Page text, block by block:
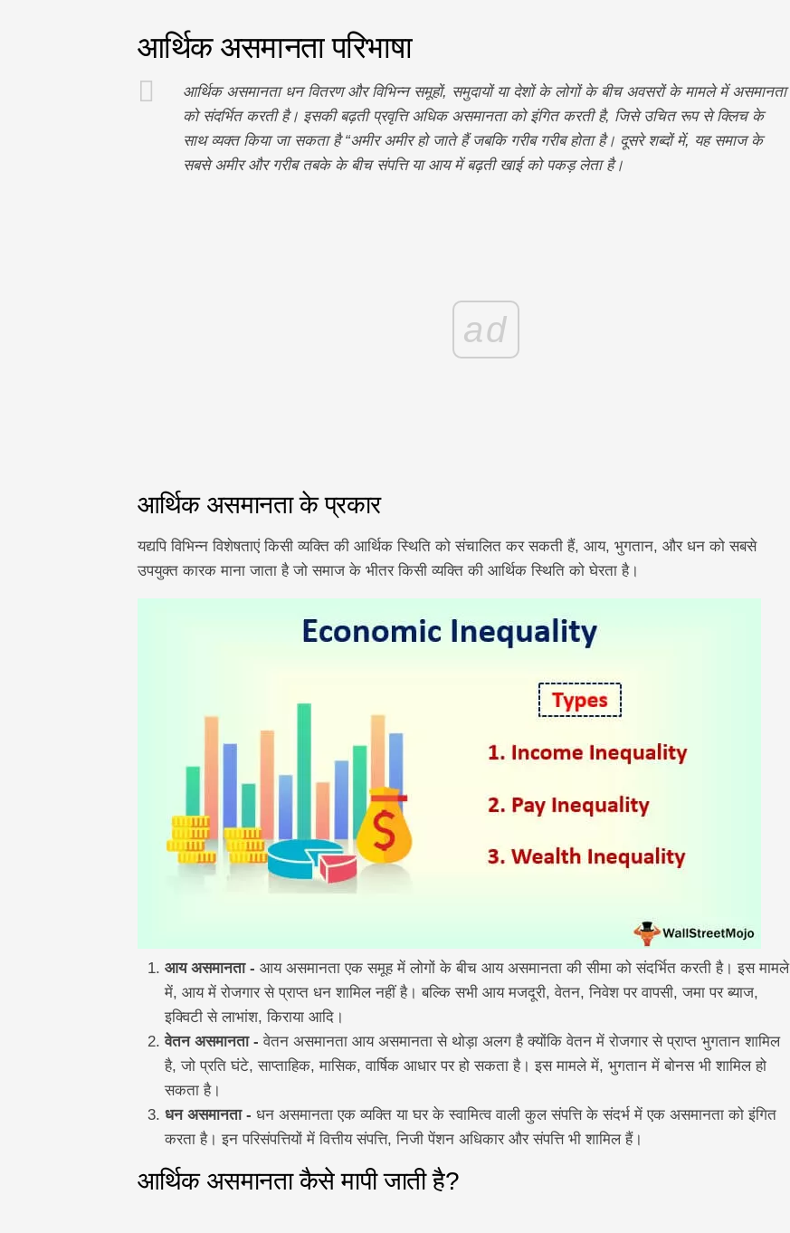
आर्थिक असमानता परिभाषा
आर्थिक असमानता धन वितरण और विभिन्न समूहों, समुदायों या देशों के लोगों के बीच अवसरों के मामले में असमानता
को संदर्भित करती है। इसकी बढ़ती प्रवृत्ति अधिक असमानता को इंगित करती है, जिसे उचित रूप से क्लिच के
साथ व्यक्त किया जा सकता है “अमीर अमीर हो जाते हैं जबकि गरीब गरीब होता है। दूसरे शब्दों में, यह समाज के
सबसे अमीर और गरीब तबके के बीच संपत्ति या आय में बढ़ती खाई को पकड़ लेता है।
ad
आर्थिक असमानता के प्रकार
यद्यपि विभिन्न विशेषताएं किसी व्यक्ति की आर्थिक स्थिति को संचालित कर सकती हैं, आय, भुगतान, और धन को सबसे
उपयुक्त कारक माना जाता है जो समाज के भीतर किसी व्यक्ति की आर्थिक स्थिति को घेरता है।
आय असमानता - आय असमानता एक समूह में लोगों के बीच आय असमानता की सीमा को संदर्भित करती है। इस मामले
में, आय में रोजगार से प्राप्त धन शामिल नहीं है। बल्कि सभी आय मजदूरी, वेतन, निवेश पर वापसी, जमा पर ब्याज,
इक्विटी से लाभांश, किराया आदि।
वेतन असमानता - वेतन असमानता आय असमानता से थोड़ा अलग है क्योंकि वेतन में रोजगार से प्राप्त भुगतान शामिल
है, जो प्रति घंटे, साप्ताहिक, मासिक, वार्षिक आधार पर हो सकता है। इस मामले में, भुगतान में बोनस भी शामिल हो
सकता है।
धन असमानता - धन असमानता एक व्यक्ति या घर के स्वामित्व वाली कुल संपत्ति के संदर्भ में एक असमानता को इंगित
करता है। इन परिसंपत्तियों में वित्तीय संपत्ति, निजी पेंशन अधिकार और संपत्ति भी शामिल हैं।
आर्थिक असमानता कैसे मापी जाती है?